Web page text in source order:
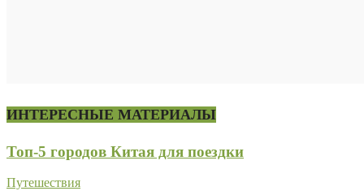
ИНТЕРЕСНЫЕ МАТЕРИАЛЫ
Топ-5 городов Китая для поездки
Путешествия